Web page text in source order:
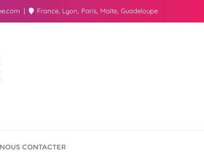
France, Lyon, Paris, Malte, Guadeloupe
NOUS CONTACTER